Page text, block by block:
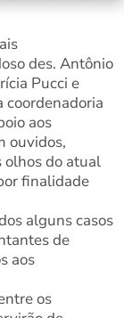
des. Antônio
Pucci e
coordenadoria
aos
ouvidos,
olhos do atual
finalidade
alguns casos
de
aos
os